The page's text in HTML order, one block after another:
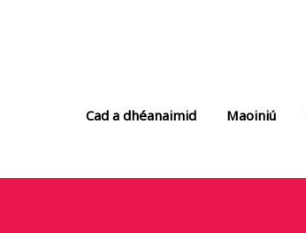
Cad a dhéanaimid Maoiniú